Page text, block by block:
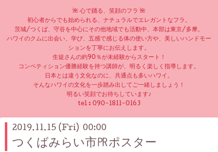
🌺 心で踊る、笑顔のフラ 🌺
初心者からでも始められる、ナチュラルでエレガントなフラ。
茨城/つくば、守谷を中心にその他地域でも活動中、本部は東京/多摩。
ハワイのクムに出会い、学び、五感で感じる体の使い方や、美しいハンドモー
ションを丁寧にお伝えします。
生徒さんの約90％が未経験からスタート！
コンペティション優勝経験を持つ講師が、明るく楽しく指導します。
日本とは違う文化なのに、共通点も多いハワイ。
そんなハワイの文化を一歩踏み出してご一緒しましょう！
明るい笑顔でお待ちしています♪
tel : 090-1811-0163
2019.11.15 (Fri) 00:00
つくばみらい市㏚ポスター